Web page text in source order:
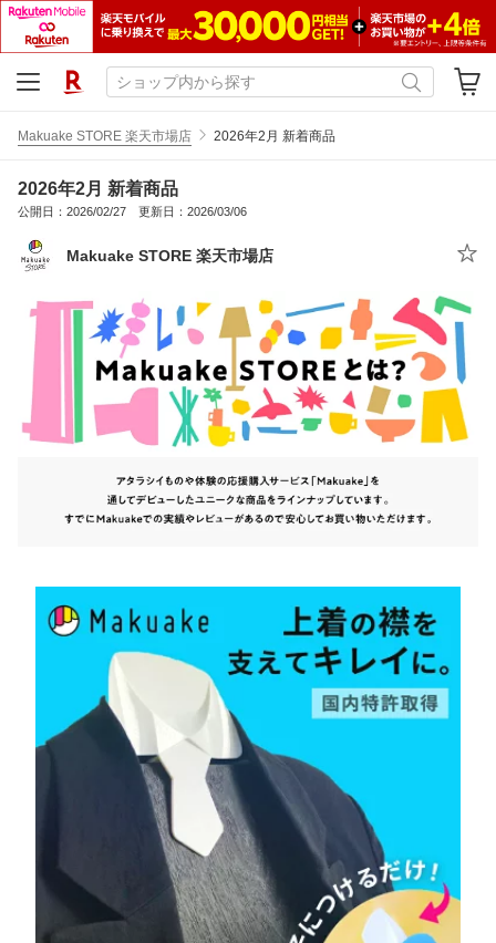
Makuake STORE 楽天市場店 2026年2月 新着商品
2026年2月 新着商品
公開日：2026/02/27 更新日：2026/03/06
Makuake STORE 楽天市場店